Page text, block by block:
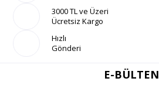
3000 TL ve Üzeri
Ücretsiz Kargo
Hızlı
Gönderi
E-BÜLTEN